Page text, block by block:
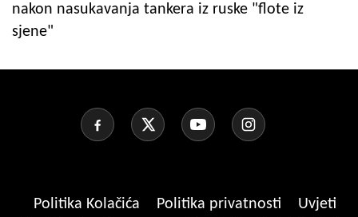
nakon nasukavanja tankera iz ruske "flote iz
sjene"
Politika Kolačića Politika privatnosti
Uvjeti